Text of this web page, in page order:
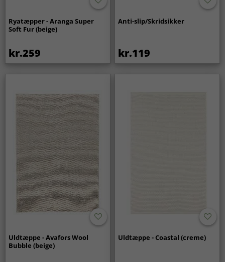
Ryatæpper - Aranga Super
Soft Fur (beige)
kr.259
Anti-slip/Skridsikker
kr.119
Uldtæppe - Avafors Wool
Bubble (beige)
Uldtæppe - Coastal (creme)